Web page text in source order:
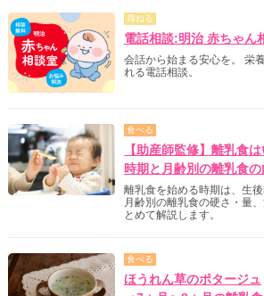
尋ねる
電話相談:明治 赤ちゃん
会話から始まる安心を。 栄
れる電話相談。
食べる
【助産師監修】離乳食
時期と月齢別の離乳食
離乳食を始める時期は、生
月齢別の離乳食の硬さ・量
とめて解説します。
食べる
ほうれん草のポタージュ